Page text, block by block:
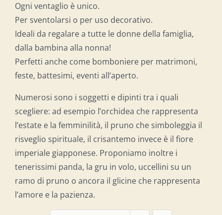
Ogni ventaglio è unico.
Per sventolarsi o per uso decorativo.
Ideali da regalare a tutte le donne della famiglia,
dalla bambina alla nonna!
Perfetti anche come bomboniere per matrimoni,
feste, battesimi, eventi all’aperto.
Numerosi sono i soggetti e dipinti tra i quali
scegliere: ad esempio l’orchidea che rappresenta
l’estate e la femminilità, il pruno che simboleggia il
risveglio spirituale, il crisantemo invece è il fiore
imperiale giapponese. Proponiamo inoltre i
tenerissimi panda, la gru in volo, uccellini su un
ramo di pruno o ancora il glicine che rappresenta
l’amore e la pazienza.